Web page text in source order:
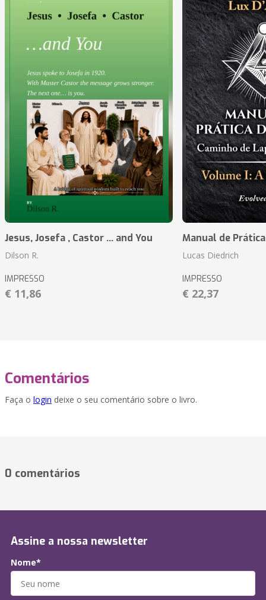
Jesus, Josefa , Castor ... and You
Dilson R.
IMPRESSO
€ 11,86
Manual de
Lucas Diedrich
IMPRESSO
€ 22,37
Comentários
Faça o login deixe o seu comentário sobre o livro.
0 comentários
Assine a nossa newsletter
Nome*